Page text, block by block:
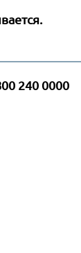
240 0000